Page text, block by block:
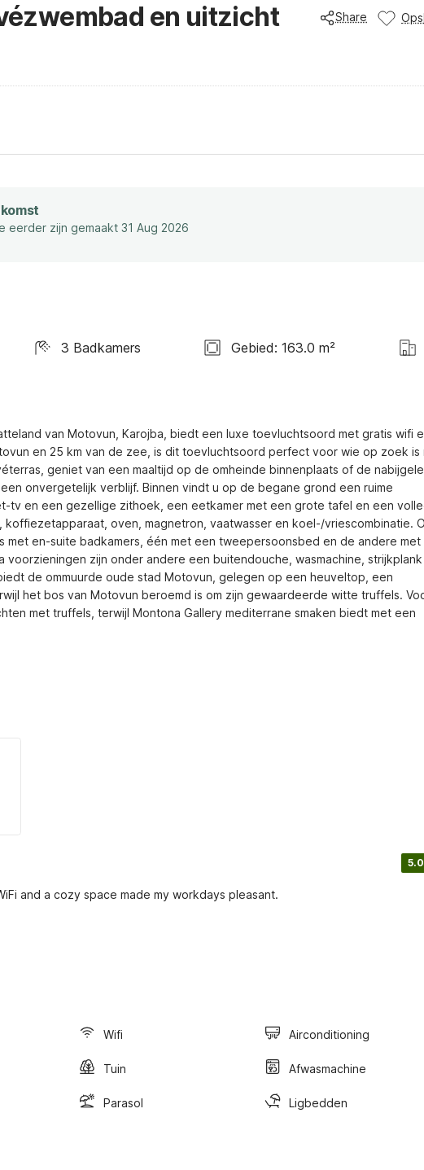
en uitzicht Share
zijn gemaakt 31 Aug 2026
3 Badkamers Gebied: 163.0 m²
van Motovun, Karojba, biedt een luxe toevluchtsoord met gratis wifi
en 25 km van de zee, is dit toevluchtsoord perfect voor wie op zoek is
geniet van een maaltijd op de omheinde binnenplaats of de
onvergetelijk verblijf. Binnen vindt u op de begane grond een ruime
tv en een gezellige zithoek, een eetkamer met een grote tafel en een
oven, magnetron, vaatwasser en koel-/vriescombinatie.
en-suite badkamers, één met een tweepersoonsbed en de andere met
zijn onder andere een buitendouche, wasmachine, strijkplank
de ommuurde oude stad Motovun, gelegen op een heuveltop, een
het bos van Motovun beroemd is om zijn gewaardeerde witte truffels.
met truffels, terwijl Montona Gallery mediterrane smaken biedt met een
5.0
and a cozy space made my workdays pleasant.
Wifi Airconditioning
Tuin Afwasmachine
Parasol Ligbedden